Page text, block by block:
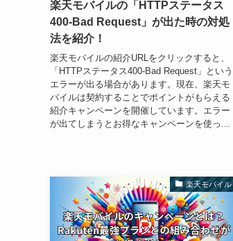
楽天モバイルの「HTTPステータス
400-Bad Request」が出た時の対処
法を紹介！
楽天モバイルの紹介URLをクリックすると、
「HTTPステータス400-Bad Request」という
エラーが出る場合があります。現在、楽天モ
バイルは契約することでポイントがもらえる
紹介キャンペーンを開催しています。エラー
が出てしまうとお得なキャンペーンを使っ...
楽天モバイル